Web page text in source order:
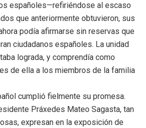
españoles—refiriéndose al escaso
que anteriormente obtuvieron, sus
podía afirmarse sin reservas que
ciudadanos españoles. La unidad
lograda, y comprendía como
de ella a los miembros de la familia
cumplió fielmente su promesa.
Práxedes Mateo Sagasta, tan
expresan en la exposición de